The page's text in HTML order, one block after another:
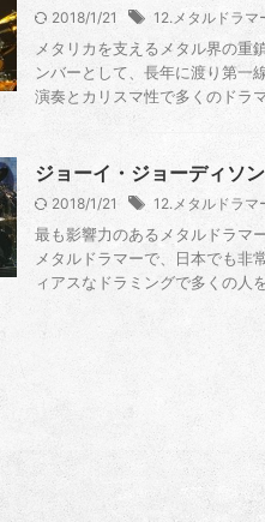
2018/1/21 12.メタルドラマ
メタリカを支えるメタル界の重
ンバーとして、長年に渡り第一
演奏とカリスマ性で多くのドラ
ジョーイ・ジョーディソ
2018/1/21 12.メタルドラマ
最も影響力のあるメタルドラマ
メタルドラマーで、日本でも非
ィアスなドラミングで多くの人